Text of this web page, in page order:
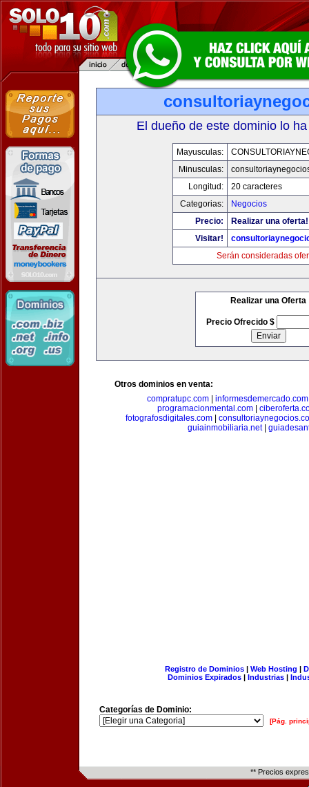
El dueño de este dominio lo
Mayusculas:
Minusculas:
Longitud:
20 caracteres
Categorias:
Negocios
Precio:
Realizar una oferta!
Visitar!
Serán consideradas
Realizar una Oferta
Precio Ofrecido $
Otros dominios en venta:
compratupc.com
informesdemercado.com
programacionmental.com|
fotografosdigitales.com
guiainmobiliaria.net|
Registro de Dominios| Web Hosting |
Dominios Expirados | Industrias |
Categorías de Dominio:
[Pág.
** Precios